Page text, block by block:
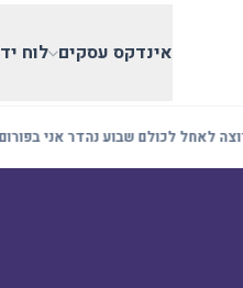
אינדקס עסקים לוח
לאחל לכולם שבוע נהדר אני בפורום.